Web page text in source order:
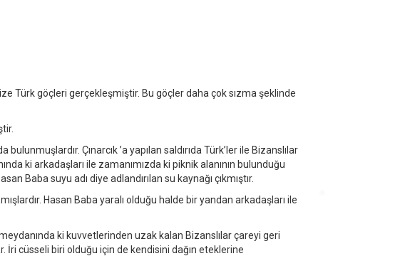
Türk göçleri gerçekleşmiştir. Bu göçler daha çok sızma şeklinde
Çınarcık ’a yapılan saldırıda Türk’ler ile Bizanslılar
ki arkadaşları ile zamanımızda ki piknik alanının bulunduğu
Baba suyu adı diye adlandırılan su kaynağı çıkmıştır.
Hasan Baba yaralı olduğu halde bir yandan arkadaşları ile
ki kuvvetlerinden uzak kalan Bizanslılar çareyi geri
İri cüsseli biri olduğu için de kendisini dağın eteklerine